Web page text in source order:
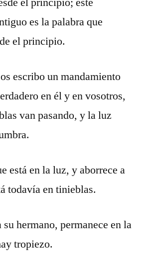
es la palabra que
el principio.
escribo un mandamiento
en él y en vosotros,
van pasando, y la luz
está en la luz, y aborrece a
todavía en tinieblas.
su hermano, permanece en la
tropiezo.